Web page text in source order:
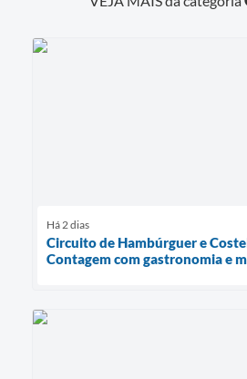
Há 2 dias
Circuito de Hambúrguer e
Contagem com gastronomia e